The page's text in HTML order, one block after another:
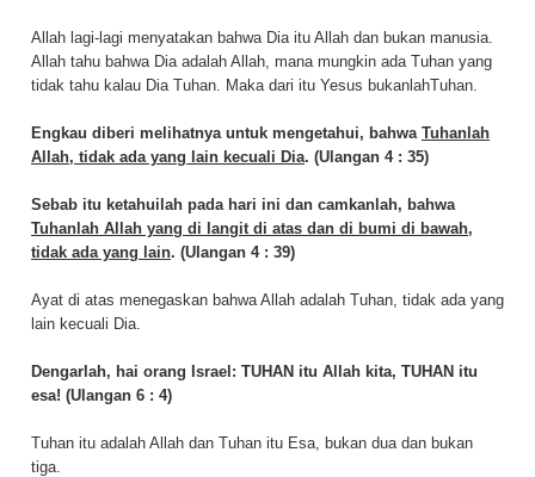
Allah lagi-lagi menyatakan bahwa Dia itu Allah dan bukan manusia.
Allah tahu bahwa Dia adalah Allah, mana mungkin ada Tuhan yang
tidak tahu kalau Dia Tuhan. Maka dari itu Yesus bukanlahTuhan.
Engkau diberi melihatnya untuk mengetahui, bahwa Tuhanlah
Allah, tidak ada yang lain kecuali Dia. (Ulangan 4 : 35)
Sebab itu ketahuilah pada hari ini dan camkanlah, bahwa
Tuhanlah Allah yang di langit di atas dan di bumi di bawah,
tidak ada yang lain. (Ulangan 4 : 39)
Ayat di atas menegaskan bahwa Allah adalah Tuhan, tidak ada yang
lain kecuali Dia.
Dengarlah, hai orang Israel: TUHAN itu Allah kita, TUHAN itu
esa! (Ulangan 6 : 4)
Tuhan itu adalah Allah dan Tuhan itu Esa, bukan dua dan bukan
tiga.